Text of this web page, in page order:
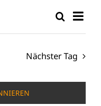
Suche
und
Suche
Tag
Nächster Tag